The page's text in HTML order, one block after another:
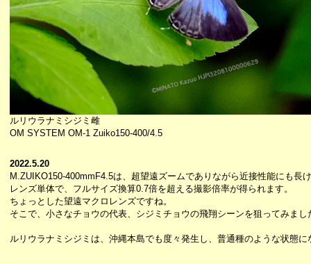
ルリウラナミシジミ雌
OM SYSTEM OM-1 Zuiko150-400/4.5
2022.5.20
M.ZUIKO150-400mmF4.5は、超望遠ズームでありながら近接性能にも長
レンズ単体で、フルサイズ換算0.7倍を超える撮影倍率が得られます。
ちょっとした望遠マクロレンズですね。
そこで、小さなチョウの代表、シジミチョウの飛翔シーンを狙ってみまし
ルリウラナミシジミは、沖縄本島でも度々発生し、普通種のような状態に